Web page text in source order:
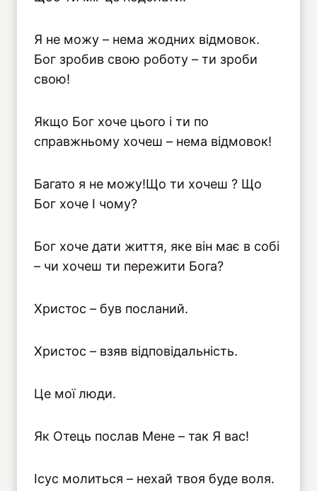
Я не можу – нема жодних відмовок.
Бог зробив свою роботу – ти зроби
свою!
Якщо Бог хоче цього і ти по
справжньому хочеш – нема відмовок!
Багато я не можу!Що ти хочеш ? Що
Бог хоче І чому?
Бог хоче дати життя, яке він має в собі
– чи хочеш ти пережити Бога?
Христос – був посланий.
Христос – взяв відповідальність.
Це мої люди.
Як Отець послав Мене – так Я вас!
Ісус молиться – нехай твоя буде воля.